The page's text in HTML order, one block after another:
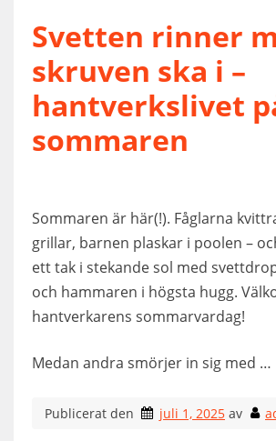
Svetten rinner
skruven ska i –
hantverkslivet
sommaren
Sommaren är här(!). Fåglarna
grillar, barnen plaskar i poolen –
ett tak i stekande sol med
och hammaren i högsta hugg.
hantverkarens sommarvardag!
Medan andra smörjer in sig med …
Publicerat den juli 1, 2025 av